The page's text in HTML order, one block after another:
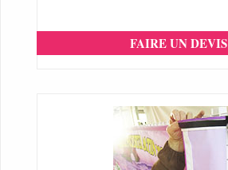
FAIRE UN DEVIS